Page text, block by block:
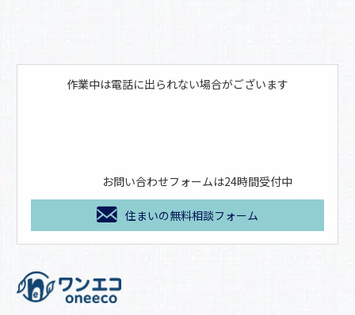
作業中は電話に出られない場合がございます
お問い合わせフォームは24時間受付中
住まいの無料相談フォーム